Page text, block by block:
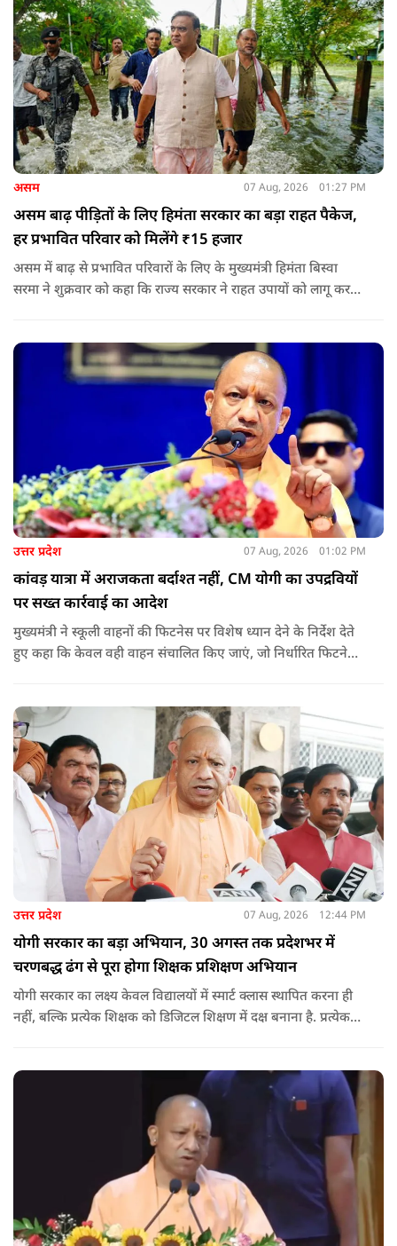
असम 07 Aug, 2026 01:27 PM
असम बाढ़ पीड़ितों के लिए हिमंता सरकार का बड़ा राहत पैकेज,
हर प्रभावित परिवार को मिलेंगे ₹15 हजार
असम में बाढ़ से प्रभावित परिवारों के लिए के मुख्यमंत्री हिमंता बिस्वा
सरमा ने शुक्रवार को कहा कि राज्य सरकार ने राहत उपायों को लागू करना
उत्तर प्रदेश 07 Aug, 2026 01:02 PM
कांवड़ यात्रा में अराजकता बर्दाश्त नहीं, CM योगी का उपद्रवियों
पर सख्त कार्रवाई का आदेश
मुख्यमंत्री ने स्कूली वाहनों की फिटनेस पर विशेष ध्यान देने के निर्देश देते
हुए कहा कि केवल वही वाहन संचालित किए जाएं, जो निर्धारित फिटनेस
ताकि विद्यार्थियों और आम नागरिकों की सुरक्षा सुनिश्चित की जा सके.
उत्तर प्रदेश 07 Aug, 2026 12:44 PM
योगी सरकार का बड़ा अभियान, 30 अगस्त तक प्रदेशभर में
चरणबद्ध ढंग से पूरा होगा शिक्षक प्रशिक्षण अभियान
योगी सरकार का लक्ष्य केवल विद्यालयों में स्मार्ट क्लास स्थापित करना ही
नहीं, बल्कि प्रत्येक शिक्षक को डिजिटल शिक्षण में दक्ष बनाना है. प्रत्येक